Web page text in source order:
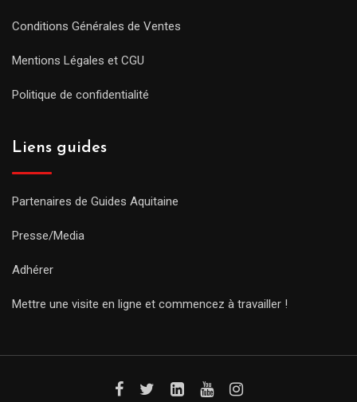
Conditions Générales de Ventes
Mentions Légales et CGU
Politique de confidentialité
Liens guides
Partenaires de Guides Aquitaine
Presse/Media
Adhérer
Mettre une visite en ligne et commencez à travailler !